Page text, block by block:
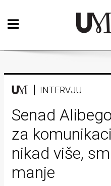
Početna
Vizualne
Teatar
Književnost
Muzika
Film
Intervju
INTERVJU
Senad
za
nikad više,
manje